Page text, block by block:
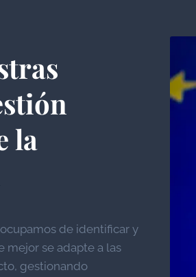
la
de identificar y
mejor se adapte a las
gestionando